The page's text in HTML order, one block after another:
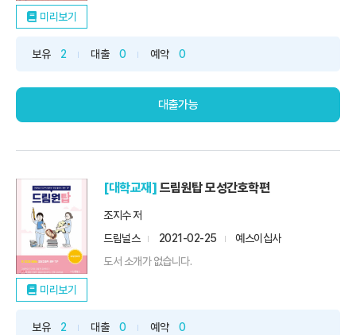
미리보기
보유 2 대출 0 예약 0
대출가능
미리보기
[대학교재] 드림원탑 모성간호학편
조지수 저
드림널스
2021-02-25
예스이십사
도서 소개가 없습니다.
보유 2 대출 0 예약 0